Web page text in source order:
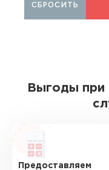
СБРОСИТЬ
Выгоды при
Предоставляем